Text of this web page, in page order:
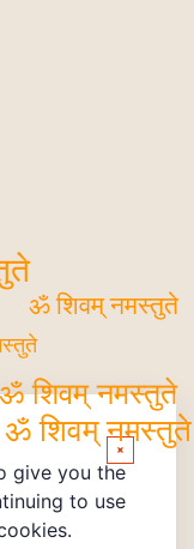
give you the
to use
×
ॐ शिवम् नमस्तुते
ॐ शिवम् नमस्तुते
ॐ शिवम् नमस्तुते